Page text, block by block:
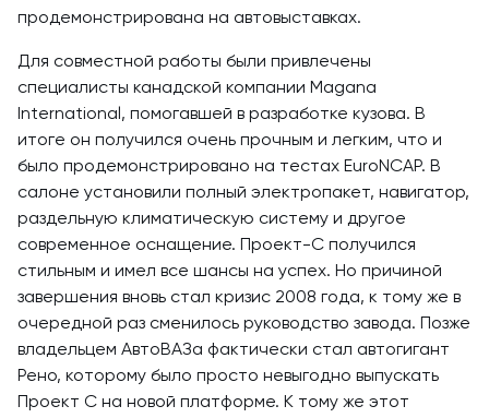
продемонстрирована на автовыставках.
Для совместной работы были привлечены
специалисты канадской компании Magana
International, помогавшей в разработке кузова. В
итоге он получился очень прочным и легким, что и
было продемонстрировано на тестах EuroNCAP. В
салоне установили полный электропакет, навигатор,
раздельную климатическую систему и другое
современное оснащение. Проект-С получился
стильным и имел все шансы на успех. Но причиной
завершения вновь стал кризис 2008 года, к тому же в
очередной раз сменилось руководство завода. Позже
владельцем АвтоВАЗа фактически стал автогигант
Рено, которому было просто невыгодно выпускать
Проект С на новой платформе. К тому же этот